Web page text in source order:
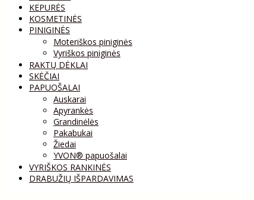
KEPURĖS
KOSMETINĖS
PINIGINĖS
Moteriškos piniginės
Vyriškos piniginės
RAKTŲ DĖKLAI
SKĖČIAI
PAPUOŠALAI
Auskarai
Apyrankės
Grandinėlės
Pakabukai
Žiedai
YVON® papuošalai
VYRIŠKOS RANKINĖS
DRABUŽIŲ IŠPARDAVIMAS